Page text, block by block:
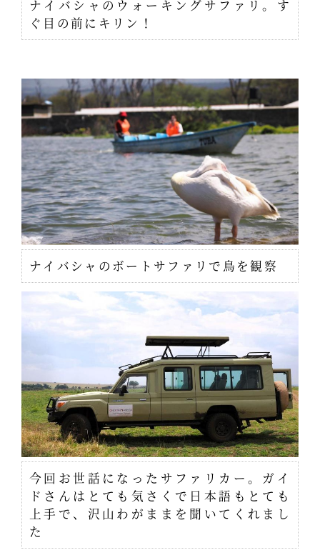
ナイバシャのウォーキングサファリ。す
ぐ目の前にキリン！
ナイバシャのボートサファリで鳥を観察
今回お世話になったサファリカー。ガイ
ドさんはとても気さくで日本語もとても
上手で、沢山わがままを聞いてくれまし
た